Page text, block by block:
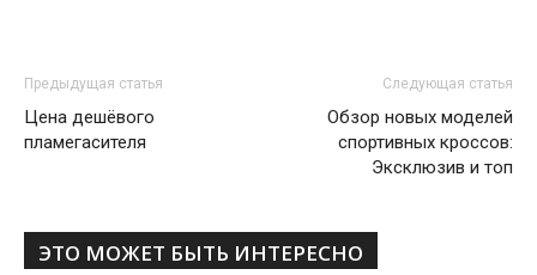
Предыдущая статья
Цена дешёвого
пламегасителя
Следующая статья
Обзор новых моделей
спортивных кроссов:
Эксклюзив и топ
ЭТО МОЖЕТ БЫТЬ ИНТЕРЕСНО